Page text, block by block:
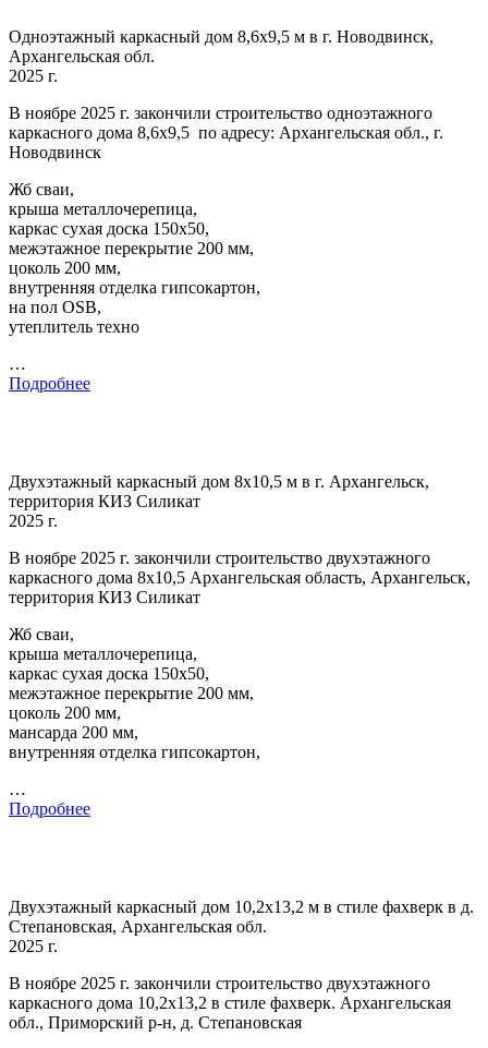
Одноэтажный каркасный дом 8,6х9,5 м в г. Новодвинск,
Архангельская обл.
2025 г.
В ноябре 2025 г. закончили строительство одноэтажного
каркасного дома 8,6х9,5 по адресу: Архангельская обл., г.
Новодвинск
Жб сваи,
крыша металлочерепица,
каркас сухая доска 150х50,
межэтажное перекрытие 200 мм,
цоколь 200 мм,
внутренняя отделка гипсокартон,
на пол OSB,
утеплитель техно
…
Подробнее
Двухэтажный каркасный дом 8х10,5 м в г. Архангельск,
территория КИЗ Силикат
2025 г.
В ноябре 2025 г. закончили строительство двухэтажного
каркасного дома 8х10,5 Архангельская область, Архангельск,
территория КИЗ Силикат
Жб сваи,
крыша металлочерепица,
каркас сухая доска 150х50,
межэтажное перекрытие 200 мм,
цоколь 200 мм,
мансарда 200 мм,
внутренняя отделка гипсокартон,
…
Подробнее
Двухэтажный каркасный дом 10,2х13,2 м в стиле фахверк в д.
Степановская, Архангельская обл.
2025 г.
В ноябре 2025 г. закончили строительство двухэтажного
каркасного дома 10,2х13,2 в стиле фахверк. Архангельская
обл., Приморский р-н, д. Степановская